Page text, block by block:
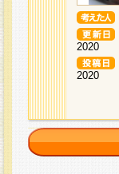
2020
2020